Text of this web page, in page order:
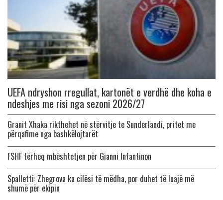
UEFA ndryshon rregullat, kartonët e verdhë dhe koha e
ndeshjes me risi nga sezoni 2026/27
Granit Xhaka rikthehet në stërvitje te Sunderlandi, pritet me
përqafime nga bashkëlojtarët
FSHF tërheq mbështetjen për Gianni Infantinon
Spalletti: Zhegrova ka cilësi të mëdha, por duhet të luajë më
shumë për ekipin